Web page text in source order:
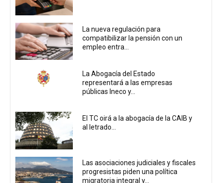
La nueva regulación para
compatibilizar la pensión con un
empleo entra...
La Abogacía del Estado
representará a las empresas
públicas Ineco y...
El TC oirá a la abogacía de la CAIB y
al letrado...
Las asociaciones judiciales y fiscales
progresistas piden una política
migratoria integral y...